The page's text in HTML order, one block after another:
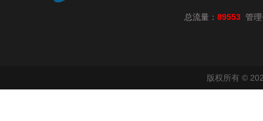
总流量： 89553 管
版权所有 ©